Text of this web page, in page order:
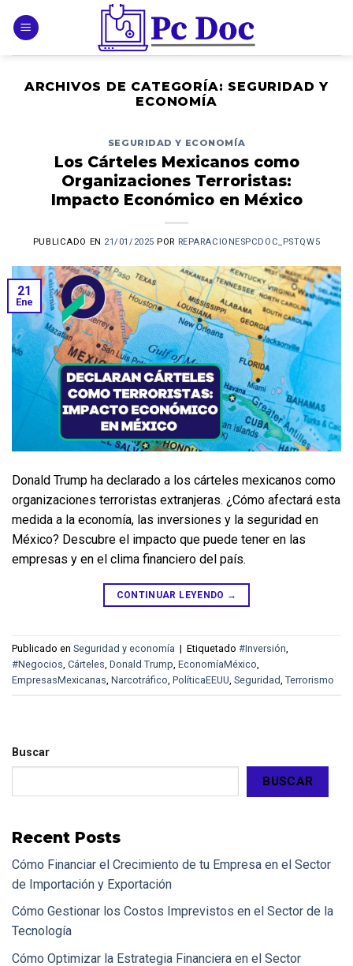
ARCHIVOS DE CATEGORÍA: SEGURIDAD Y
ECONOMÍA
SEGURIDAD Y ECONOMÍA
Los Cárteles Mexicanos como
Organizaciones Terroristas:
Impacto Económico en México
PUBLICADO EN 21/01/2025 POR REPARACIONESPCDOC_PSTQW5
21
Ene
Donald Trump ha declarado a los cárteles mexicanos como
organizaciones terroristas extranjeras. ¿Cómo afectará esta
medida a la economía, las inversiones y la seguridad en
México? Descubre el impacto que puede tener en las
empresas y en el clima financiero del país.
CONTINUAR LEYENDO →
Publicado en Seguridad y economía | Etiquetado #Inversión,
#Negocios, Cárteles, Donald Trump, EconomíaMéxico,
EmpresasMexicanas, Narcotráfico, PolíticaEEUU, Seguridad, Terrorismo
Buscar
BUSCAR
Recent Posts
Cómo Financiar el Crecimiento de tu Empresa en el Sector
de Importación y Exportación
Cómo Gestionar los Costos Imprevistos en el Sector de la
Tecnología
Cómo Optimizar la Estrategia Financiera en el Sector